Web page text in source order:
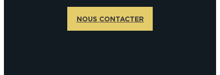
NOUS CONTACTER